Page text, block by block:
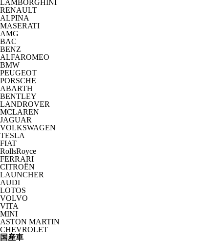
LAMBORGHINI
RENAULT
ALPINA
MASERATI
AMG
BAC
BENZ
ALFAROMEO
BMW
PEUGEOT
PORSCHE
ABARTH
BENTLEY
LANDROVER
MCLAREN
JAGUAR
VOLKSWAGEN
TESLA
FIAT
RollsRoyce
FERRARI
CITROËN
LAUNCHER
AUDI
LOTOS
VOLVO
VITA
MINI
ASTON MARTIN
CHEVROLET
国産車